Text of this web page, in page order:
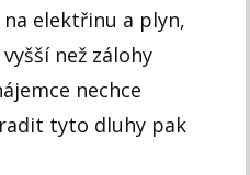
elektřinu a plyn,
než zálohy
nechce
tyto dluhy pak